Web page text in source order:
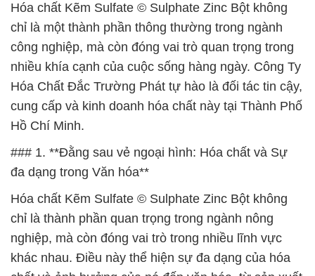
Hóa chất Kẽm Sulfate © Sulphate Zinc Bột không
chỉ là một thành phần thông thường trong ngành
công nghiệp, mà còn đóng vai trò quan trọng trong
nhiều khía cạnh của cuộc sống hàng ngày. Công Ty
Hóa Chất Đắc Trường Phát tự hào là đối tác tin cậy,
cung cấp và kinh doanh hóa chất này tại Thành Phố
Hồ Chí Minh.
### 1. **Đằng sau vẻ ngoại hình: Hóa chất và Sự
đa dạng trong Văn hóa**
Hóa chất Kẽm Sulfate © Sulphate Zinc Bột không
chỉ là thành phần quan trọng trong ngành nông
nghiệp, mà còn đóng vai trò trong nhiều lĩnh vực
khác nhau. Điều này thể hiện sự đa dạng của hóa